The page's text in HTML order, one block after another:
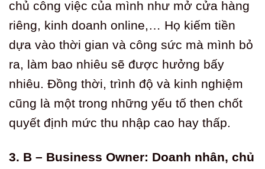
chủ công việc của mình như mở cửa hàng
riêng, kinh doanh online,… Họ kiếm tiền
dựa vào thời gian và công sức mà mình bỏ
ra, làm bao nhiêu sẽ được hưởng bấy
nhiêu. Đồng thời, trình độ và kinh nghiệm
cũng là một trong những yếu tố then chốt
quyết định mức thu nhập cao hay thấp.
3. B – Business Owner: Doanh nhân, chủ